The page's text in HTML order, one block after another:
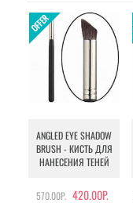
ANGLED EYE SHADOW
BRUSH - КИСТЬ ДЛЯ
НАНЕСЕНИЯ ТЕНЕЙ
570.00Р. 420.00Р.